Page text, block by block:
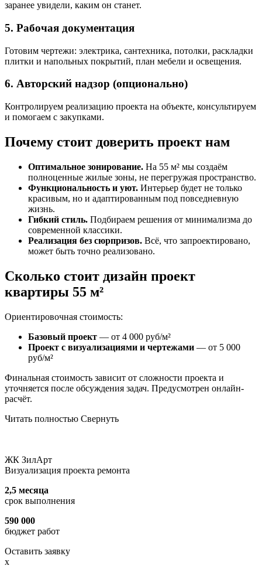
заранее увидели, каким он станет.
5. Рабочая документация
Готовим чертежи: электрика, сантехника, потолки, раскладки
плитки и напольных покрытий, план мебели и освещения.
6. Авторский надзор (опционально)
Контролируем реализацию проекта на объекте, консультируем
и помогаем с закупками.
Почему стоит доверить проект нам
Оптимальное зонирование. На 55 м² мы создаём
полноценные жилые зоны, не перегружая пространство.
Функциональность и уют. Интерьер будет не только
красивым, но и адаптированным под повседневную
жизнь.
Гибкий стиль. Подбираем решения от минимализма до
современной классики.
Реализация без сюрпризов. Всё, что запроектировано,
может быть точно реализовано.
Сколько стоит дизайн проект
квартиры 55 м²
Ориентировочная стоимость:
Базовый проект — от 4 000 руб/м²
Проект с визуализациями и чертежами — от 5 000
руб/м²
Финальная стоимость зависит от сложности проекта и
уточняется после обсуждения задач. Предусмотрен онлайн-
расчёт.
Читать полностью Свернуть
ЖК ЗилАрт
Визуализация проекта ремонта
2,5 месяца
срок выполнения
590 000
бюджет работ
Оставить заявку
x